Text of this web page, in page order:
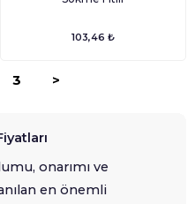
103,46 ₺
3 >
onarımı ve
en önemli